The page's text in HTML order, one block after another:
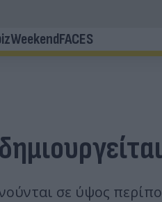
WeekendFACES
σε ύψος